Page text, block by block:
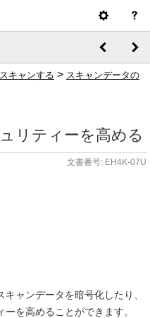
スキャンする > スキャンデータの
リティーを高める
文書番号: EH4K-07U
ャンデータを暗号化したり、
を高めることができます。